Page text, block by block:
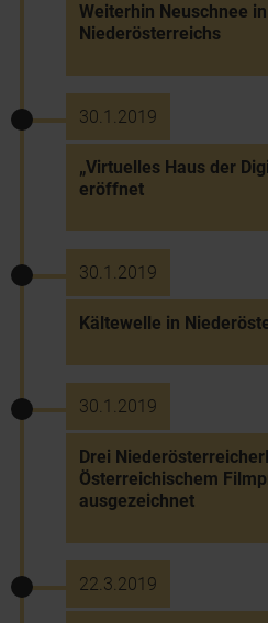
Weiterhin Neuschnee
Niederösterreichs
30.1.2019
„Virtuelles Haus der
eröffnet
30.1.2019
Kältewelle in
30.1.2019
Drei
Österreichischem
ausgezeichnet
22.3.2019